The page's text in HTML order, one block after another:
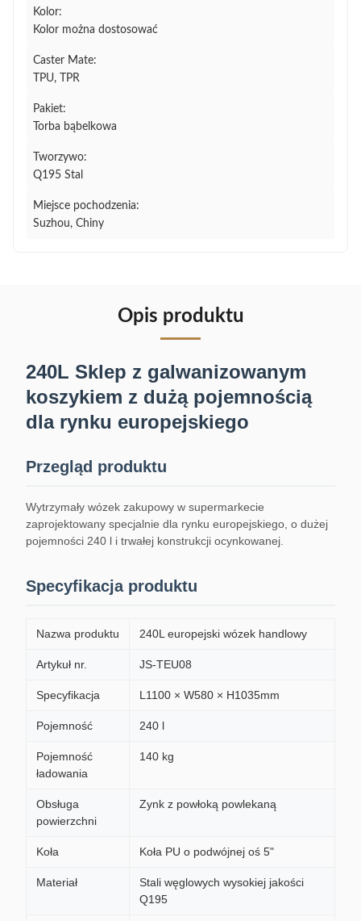
Kolor:
Kolor można dostosować
Caster Mate:
TPU, TPR
Pakiet:
Torba bąbelkowa
Tworzywo:
Q195 Stal
Miejsce pochodzenia:
Suzhou, Chiny
Opis produktu
240L Sklep z galwanizowanym
koszykiem z dużą pojemnością
dla rynku europejskiego
Przegląd produktu
Wytrzymały wózek zakupowy w supermarkecie
zaprojektowany specjalnie dla rynku europejskiego, o dużej
pojemności 240 l i trwałej konstrukcji ocynkowanej.
Specyfikacja produktu
Nazwa produktu 240L europejski wózek handlowy
Artykuł nr. JS-TEU08
Specyfikacja L1100 × W580 × H1035mm
Pojemność 240 l
Pojemność
ładowania
140 kg
Obsługa
powierzchni
Zynk z powłoką powlekaną
Koła Koła PU o podwójnej oś 5"
Materiał
Stali węglowych wysokiej jakości
Q195